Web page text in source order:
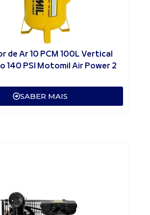
de Ar 10 PCM 100L Vertical
140 PSI Motomil Air Power 2
SABER MAIS